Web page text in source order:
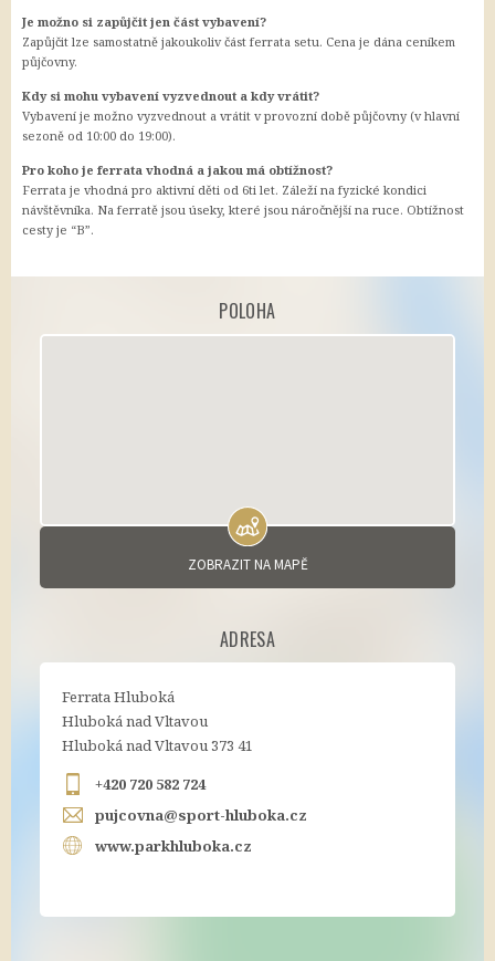
Je možno si zapůjčit jen část vybavení?
Zapůjčit lze samostatně jakoukoliv část ferrata setu. Cena je dána ceníkem
půjčovny.
Kdy si mohu vybavení vyzvednout a kdy vrátit?
Vybavení je možno vyzvednout a vrátit v provozní době půjčovny (v hlavní
sezoně od 10:00 do 19:00).
Pro koho je ferrata vhodná a jakou má obtížnost?
Ferrata je vhodná pro aktivní děti od 6ti let. Záleží na fyzické kondici
návštěvníka. Na ferratě jsou úseky, které jsou náročnější na ruce. Obtížnost
cesty je “B”.
POLOHA
ZOBRAZIT NA MAPĚ
ADRESA
Ferrata Hluboká
Hluboká nad Vltavou
Hluboká nad Vltavou 373 41
+420 720 582 724
pujcovna@sport-hluboka.cz
www.parkhluboka.cz